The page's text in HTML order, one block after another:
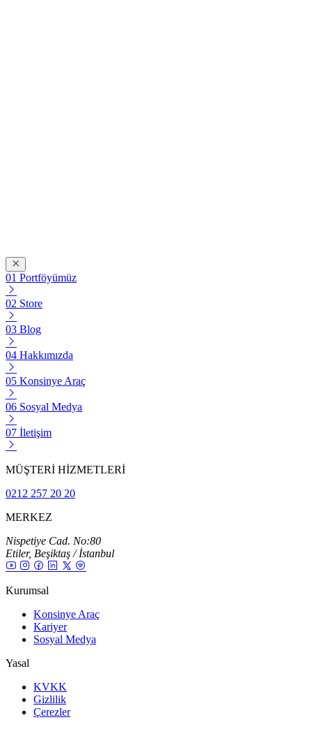
Portföyümüz
Store
Blog
Hakkımızda
Konsinye Araç
Sosyal Medya
İletişim
MÜŞTERİ HİZMETLERİ
0212 257 20 20
MERKEZ
Nispetiye Cad. No:80
Etiler, Beşiktaş / İstanbul
Kurumsal
Konsinye Araç
Kariyer
Sosyal Medya
Yasal
KVKK
Gizlilik
Çerezler